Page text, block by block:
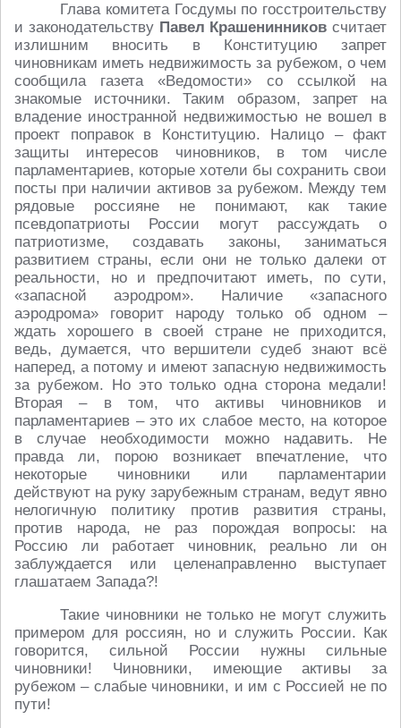
Глава комитета Госдумы по госстроительству
и законодательству Павел Крашенинников считает
излишним вносить в Конституцию запрет
чиновникам иметь недвижимость за рубежом, о чем
сообщила газета «Ведомости» со ссылкой на
знакомые источники. Таким образом, запрет на
владение иностранной недвижимостью не вошел в
проект поправок в Конституцию. Налицо – факт
защиты интересов чиновников, в том числе
парламентариев, которые хотели бы сохранить свои
посты при наличии активов за рубежом. Между тем
рядовые россияне не понимают, как такие
псевдопатриоты России могут рассуждать о
патриотизме, создавать законы, заниматься
развитием страны, если они не только далеки от
реальности, но и предпочитают иметь, по сути,
«запасной аэродром». Наличие «запасного
аэродрома» говорит народу только об одном –
ждать хорошего в своей стране не приходится,
ведь, думается, что вершители судеб знают всё
наперед, а потому и имеют запасную недвижимость
за рубежом. Но это только одна сторона медали!
Вторая – в том, что активы чиновников и
парламентариев – это их слабое место, на которое
в случае необходимости можно надавить. Не
правда ли, порою возникает впечатление, что
некоторые чиновники или парламентарии
действуют на руку зарубежным странам, ведут явно
нелогичную политику против развития страны,
против народа, не раз порождая вопросы: на
Россию ли работает чиновник, реально ли он
заблуждается или целенаправленно выступает
глашатаем Запада?!
Такие чиновники не только не могут служить
примером для россиян, но и служить России. Как
говорится, сильной России нужны сильные
чиновники! Чиновники, имеющие активы за
рубежом – слабые чиновники, и им с Россией не по
пути!